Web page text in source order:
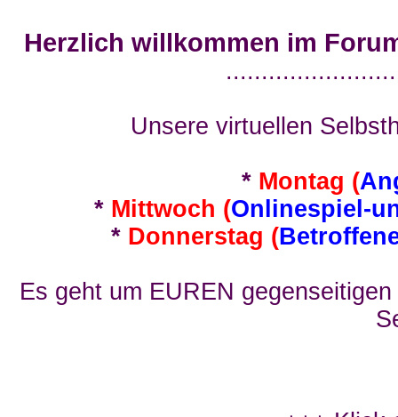
Herzlich willkommen im
Unsere virtuellen
* Montag (
* Mittwoch (Onlinespiel-
* Donnerstag (
Es geht um EUREN